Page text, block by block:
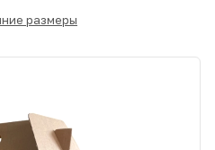
размеры